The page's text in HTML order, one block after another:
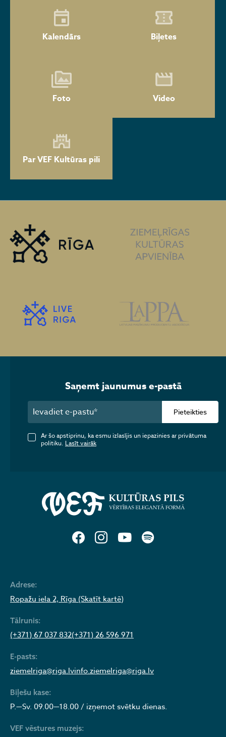
Kalendārs Biļetes
Foto Video
Par VEF Kultūras pili
Adrese:
Ropažu iela 2, Rīga (Skatīt kartē)
Tālrunis:
(+371) 67 037 832(+371) 26 596 971
E-pasts:
ziemelriga@riga.lvinfo.ziemelriga@riga.lv
Biļešu kase:
P.—Sv. 09.00—18.00 / izņemot svētku dienas.
VEF vēstures muzejs:
Saņemt jaunumus e-pastā
Pieteikties
Ar šo apstiprinu, ka esmu izlasījis un iepazinies ar privātuma
politiku. Lasīt vairāk